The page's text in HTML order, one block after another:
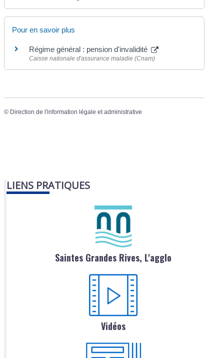
Pour en savoir plus
Régime général : pension d'invalidité
Caisse nationale d'assurance maladie (Cnam)
© Direction de l'information légale et administrative
LIENS PRATIQUES
Saintes Grandes Rives, L'agglo
Vidéos